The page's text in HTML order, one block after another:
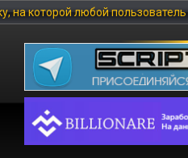
может купить